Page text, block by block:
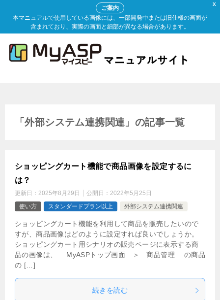
X
ご案内
本マニュアルで使用している画像には、一部開発中または旧仕様の画面が
含まれており、実際の画面と細部が異なる場合があります。
「外部システム連携関連」の記事一覧
ショッピングカート機能で商品画像を設定するに
は？
更新日： 2025年8月29日 公開日： 2022年5月25日
使い方
スタンダードプラン以上 外部システム連携関連
ショッピングカート機能を利用して商品を販売したいので
すが、商品画像はどのように設定すれば良いでしょうか。
ショッピングカート用シナリオの販売ページに表示する商
品の画像は、 MyASPトップ画面 ＞ 商品管理 の商品
の […]
続きを読む